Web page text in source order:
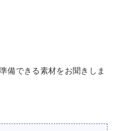
備できる素材をお聞きしま